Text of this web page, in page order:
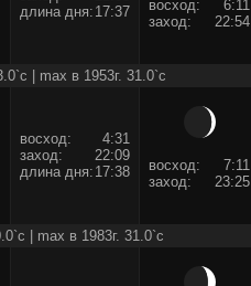
длина дня: 17:37 восход:
6:11
заход:
22:54
| max в 1953г. 31.0`c
восход:
4:31
заход:
22:09
длина дня: 17:38 восход:
7:11
заход:
23:25
| max в 1983г. 31.0`c